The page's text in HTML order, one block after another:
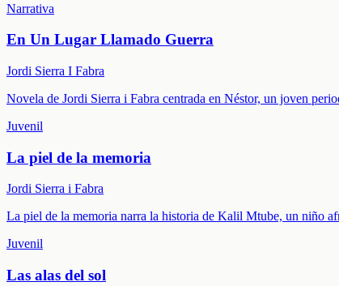
Narrativa
En Un Lugar Llamado Guerra
Jordi Sierra I Fabra
Novela de Jordi Sierra i Fabra centrada en Néstor, un joven
Juvenil
La piel de la memoria
Jordi Sierra i Fabra
La piel de la memoria narra la historia de Kalil Mtube, un niño
Juvenil
Las alas del sol